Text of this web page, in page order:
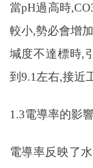
當pH過高時
較小,勢必會增
堿度不達標時,
到9.1左右,接近
1.3電導率的影
電導率反映了